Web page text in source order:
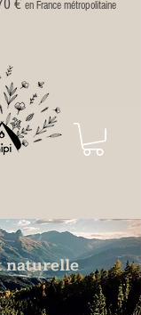
€ en France métropolitaine
naturelle